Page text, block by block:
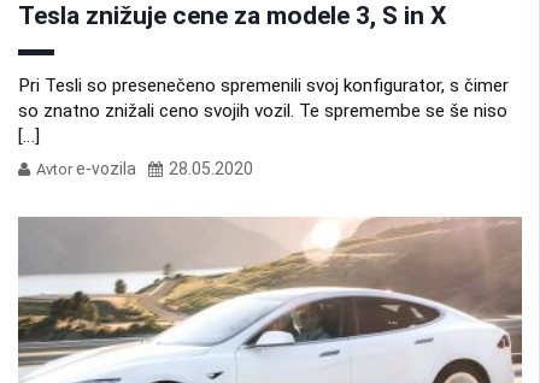
Tesla znižuje cene za modele 3, S in X
Pri Tesli so presenečeno spremenili svoj konfigurator, s čimer
so znatno znižali ceno svojih vozil. Te spremembe se še niso
[…]
Avtor e-vozila 28.05.2020